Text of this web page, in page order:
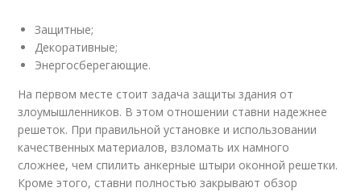
Защитные;
Декоративные;
Энергосберегающие.
На первом месте стоит задача защиты здания от
злоумышленников. В этом отношении ставни надежнее
решеток. При правильной установке и использовании
качественных материалов, взломать их намного
сложнее, чем спилить анкерные штыри оконной решетки.
Кроме этого, ставни полностью закрывают обзор